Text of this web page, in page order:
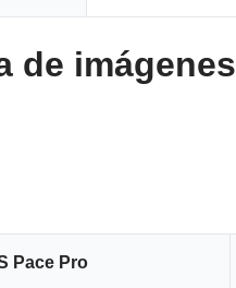
de imágenes
Pace Pro